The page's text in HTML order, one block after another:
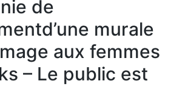
de
murale
aux femmes
– Le public est